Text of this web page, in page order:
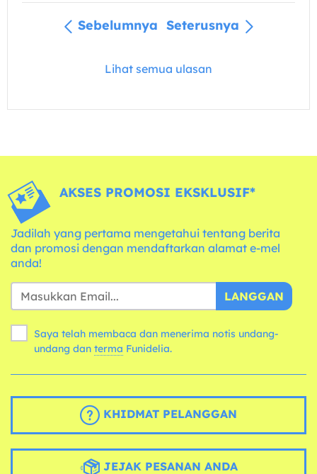
Sebelumnya Seterusnya
Lihat semua ulasan
AKSES PROMOSI EKSKLUSIF*
Jadilah yang pertama mengetahui tentang berita
dan promosi dengan mendaftarkan alamat e-mel
anda!
LANGGAN
Saya telah membaca dan menerima notis undang-
undang dan terma Funidelia.
KHIDMAT PELANGGAN
JEJAK PESANAN ANDA